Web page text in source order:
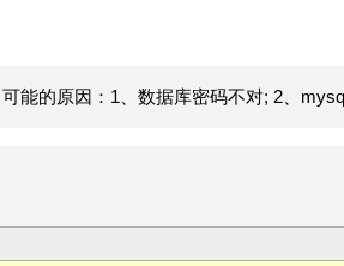
能的原因：1、数据库密码不对; 2、